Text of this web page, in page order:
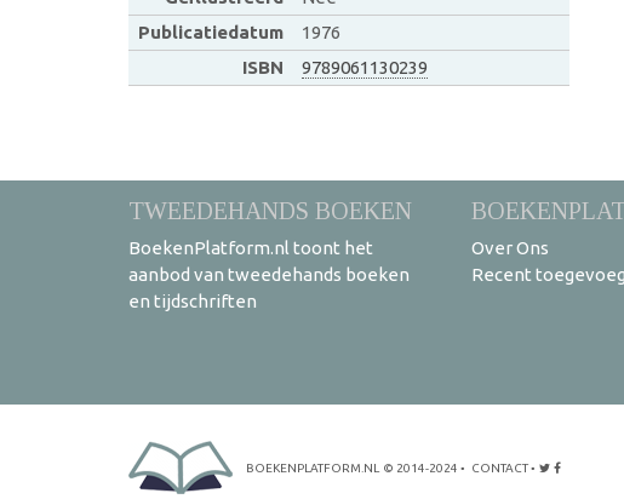
Publicatiedatum
1976
ISBN
9789061130239
TWEEDEHANDS BOEKEN
BoekenPlatform.nl toont het
aanbod van tweedehands boeken
en tijdschriften
Over Ons
Recent
BOEKENPLATFORM.NL © 2014-2024 • CONTACT•